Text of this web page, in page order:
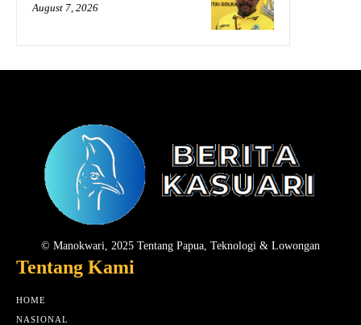
August 7, 2026
© Manokwari, 2025 Tentang Papua, Teknologi & Lowongan
Tentang Kami
HOME
NASIONAL